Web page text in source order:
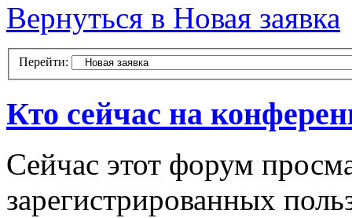
Вернуться в Новая заявка
Перейти:
Кто сейчас на
Сейчас этот форум
зарегистрированных